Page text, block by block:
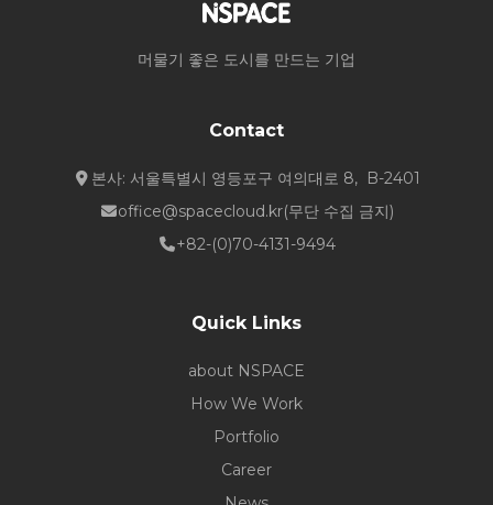
머물기 좋은 도시를 만드는 기업
Contact
본사: 서울특별시 영등포구 여의대로 8, B-2401
office@spacecloud.kr(무단 수집 금지)
+82-(0)70-4131-9494
Quick Links
about NSPACE
How We Work
Portfolio
Career